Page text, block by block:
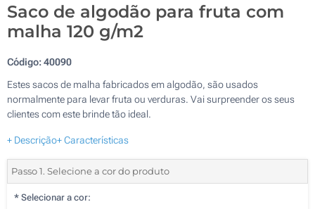
Saco de algodão para fruta com
malha 120 g/m2
Código:40090
Estes sacos de malha fabricados em algodão, são usados
normalmente para levar fruta ou verduras. Vai surpreender os seus
clientes com este brinde tão ideal.
+ Descrição+ Características
Passo 1. Selecione a cor do produto
* Selecionar a cor: